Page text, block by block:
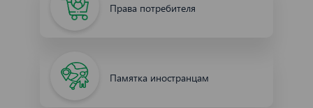
Права потребителя
Памятка иностранцам